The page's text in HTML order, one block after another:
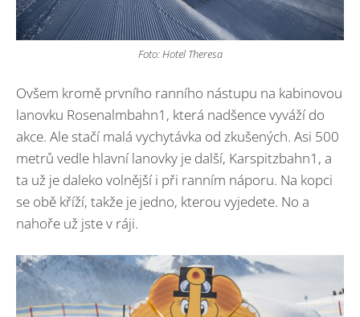
Foto: Hotel Theresa
Ovšem kromě prvního ranního nástupu na kabinovou
lanovku Rosenalmbahn1, která nadšence vyváží do
akce. Ale stačí malá vychytávka od zkušených. Asi 500
metrů vedle hlavní lanovky je další, Karspitzbahn1, a
ta už je daleko volnější i při ranním náporu. Na kopci
se obě kříží, takže je jedno, kterou vyjedete. No a
nahoře už jste v ráji.